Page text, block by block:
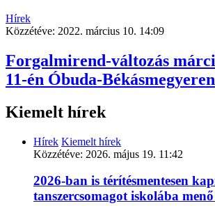
Hírek
Közzétéve: 2022. március 10. 14:09
Forgalmirend-változás
11-én Óbuda-Békásmegyeren
Kiemelt hírek
Hírek Kiemelt hírek
Közzétéve: 2026. május 19. 11:42
2026-ban is térítésmentesen
tanszercsomagot iskolába